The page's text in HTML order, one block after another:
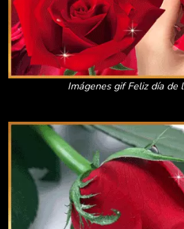
Imágenes gif Feliz día de